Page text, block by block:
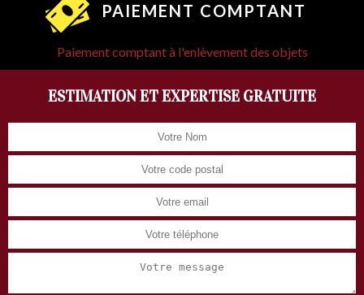
PAIEMENT COMPTANT
Paiement comptant à l'enlèvement des objets
ESTIMATION ET EXPERTISE GRATUITE